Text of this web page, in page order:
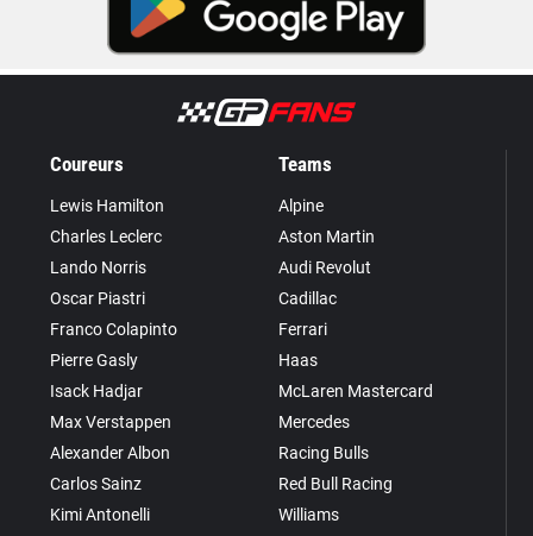
Coureurs
Lewis Hamilton
Charles Leclerc
Lando Norris
Oscar Piastri
Franco Colapinto
Pierre Gasly
Isack Hadjar
Max Verstappen
Alexander Albon
Carlos Sainz
Kimi Antonelli
Teams
Alpine
Aston Martin
Audi Revolut
Cadillac
Ferrari
Haas
McLaren Mastercard
Mercedes
Racing Bulls
Red Bull Racing
Williams